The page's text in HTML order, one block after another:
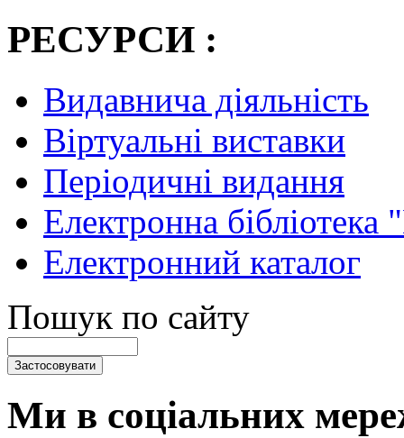
РЕСУРСИ :
Видавнича діяльність
Віртуальні виставки
Періодичні видання
Електронна
Електронний каталог
Пошук по сайту
Ми в соціальних